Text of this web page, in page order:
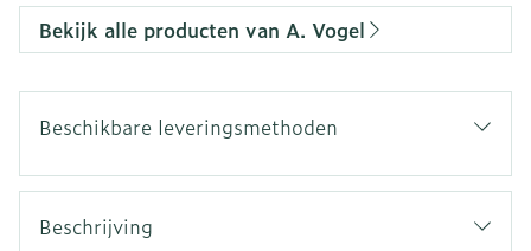
Bekijk alle producten van A. Vogel
Beschikbare leveringsmethoden
Beschrijving